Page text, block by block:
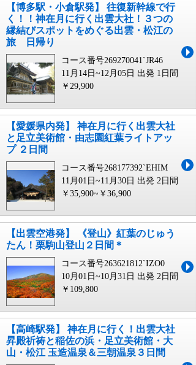
【博多駅・小倉駅発】 往復新幹線で行
く！！神在月に行く出雲大社！３つの
縁結びスポットをめぐる出雲・松江の
旅 日帰り
コース番号269270041`JR46
11月14日~12月05日 出発 1日間
￥29,900
【愛媛県内発】 神在月に行く出雲大社
と足立美術館・由志園紅葉ライトアッ
プ ２日間
コース番号268177392`EHIM
11月01日~11月30日 出発 2日間
￥35,900~￥36,900
【出雲空港発】 《登山》紅葉のじゅう
たん！栗駒山登山２日間＊
コース番号263621812`IZO0
10月01日~10月31日 出発 2日間
￥109,800
【高崎駅発】 神在月に行く！出雲大社
昇殿祈祷と稲佐の浜・足立美術館・大
山・松江 玉造温泉＆三朝温泉３日間